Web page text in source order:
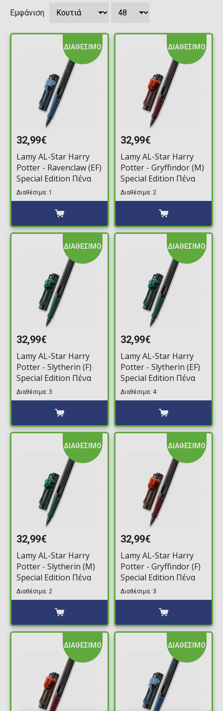
Εμφάνιση
ΔΙΑΘΕΣΙΜΟ
32,99€
Lamy AL-Star Harry
Potter - Ravenclaw (EF)
Special Edition Πένα
Διαθέσιμα: 1
ΔΙΑΘΕΣΙΜΟ
32,99€
Lamy AL-Star Harry
Potter - Gryffindor (M)
Special Edition Πένα
Διαθέσιμα: 2
ΔΙΑΘΕΣΙΜΟ
32,99€
Lamy AL-Star Harry
Potter - Slytherin (F)
Special Edition Πένα
Διαθέσιμα: 3
ΔΙΑΘΕΣΙΜΟ
32,99€
Lamy AL-Star Harry
Potter - Slytherin (EF)
Special Edition Πένα
Διαθέσιμα: 4
ΔΙΑΘΕΣΙΜΟ
32,99€
Lamy AL-Star Harry
Potter - Slytherin (M)
Special Edition Πένα
Διαθέσιμα: 2
ΔΙΑΘΕΣΙΜΟ
32,99€
Lamy AL-Star Harry
Potter - Gryffindor (F)
Special Edition Πένα
Διαθέσιμα: 3
ΔΙΑΘΕΣΙΜΟ ΔΙΑΘΕΣΙΜΟ